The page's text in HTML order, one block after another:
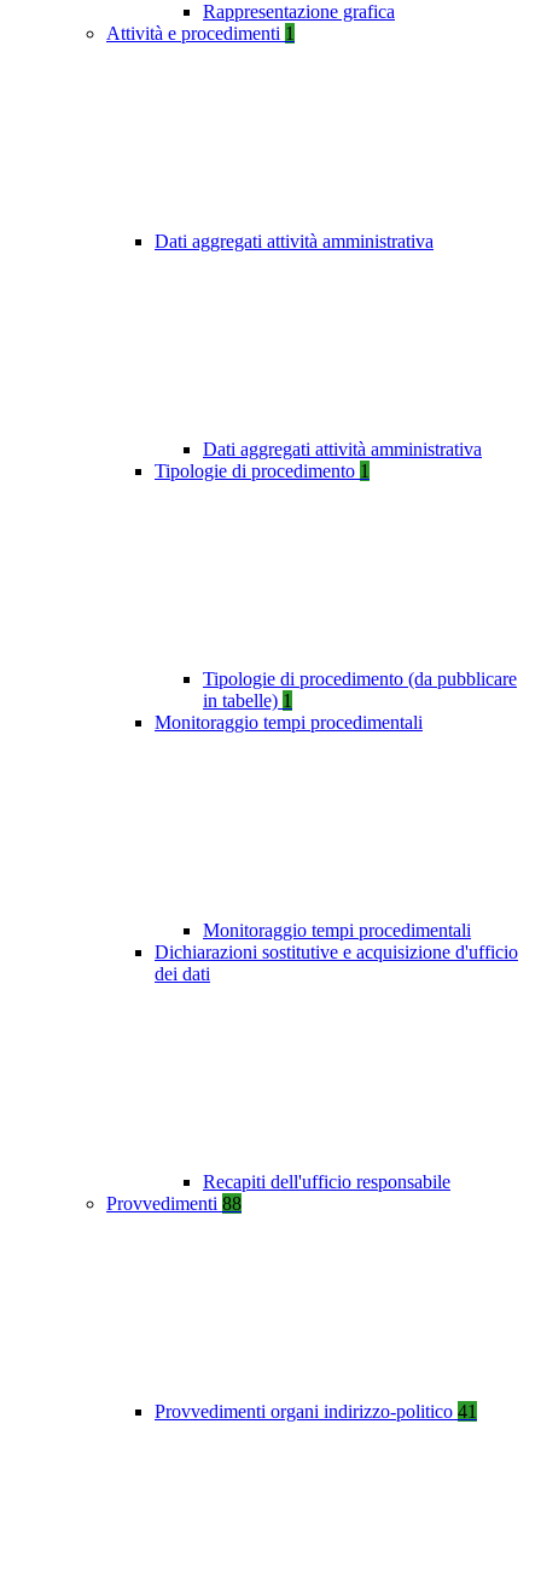
Rappresentazione grafica
Attività e procedimenti 1
Dati aggregati attività amministrativa
Dati aggregati attività amministrativa
Tipologie di procedimento 1
Tipologie di procedimento (da pubblicare
in tabelle) 1
Monitoraggio tempi procedimentali
Monitoraggio tempi procedimentali
Dichiarazioni sostitutive e acquisizione d'ufficio
dei dati
Recapiti dell'ufficio responsabile
Provvedimenti 88
Provvedimenti organi indirizzo-politico 41